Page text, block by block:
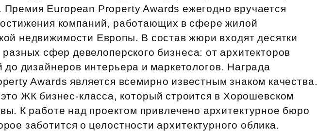
European Property Awards ежегодно вручается
компаний, работающих в сфере жилой
недвижимости Европы. В состав жюри входят десятки
разных сфер девелоперского бизнеса: от архитекторов
до дизайнеров интерьера и маркетологов. Награда
Awards является всемирно известным знаком качества.
ЖК бизнес‑класса, который строится в Хорошевском
К работе над проектом привлечено архитектурное бюро
заботится о целостности архитектурного облика.